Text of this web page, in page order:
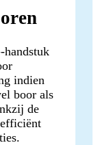
indien
boor als
de